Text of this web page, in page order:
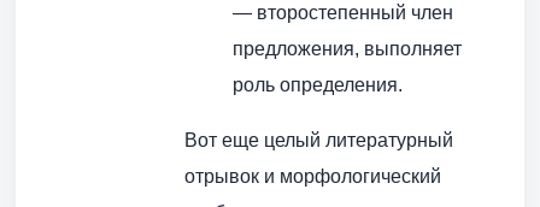
— второстепенный член
предложения, выполняет
роль определения.
Вот еще целый литературный
отрывок и морфологический